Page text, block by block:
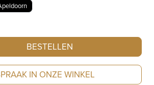
BESTELLEN
IN ONZE WINKEL